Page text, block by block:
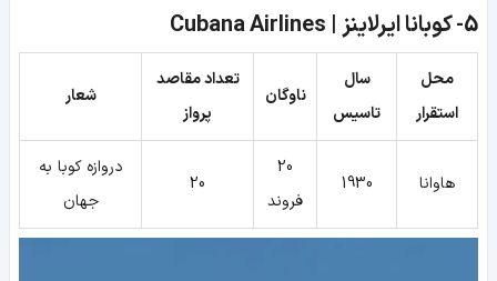
5- کوبانا ایرلاینز | Cubana Airlines
محل
استقرار
سال
تاسیس
ناوگان
تعداد مقاصد
پرواز
شعار
هاوانا 1930
20
فروند
20
دروازه کوبا به
جهان